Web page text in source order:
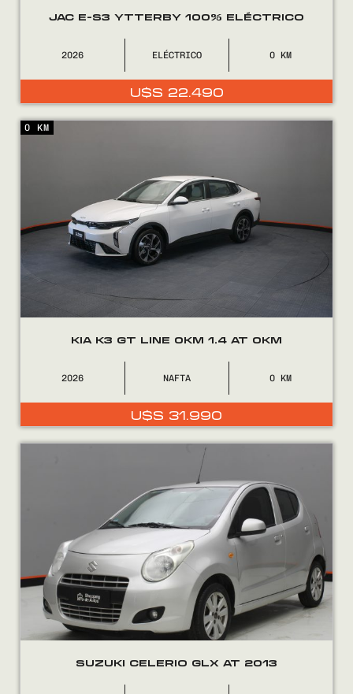
CONTACTO
Encontranos en
JAC E-S3 YTTERBY 100% ELÉCTRICO
2026 ELÉCTRICO 0
U$S 22.490
KIA K3 GT LINE 0KM 1.4 AT 0KM
2026 NAFTA 0
U$S 31.990
0 KM
SUZUKI CELERIO GLX AT 2013